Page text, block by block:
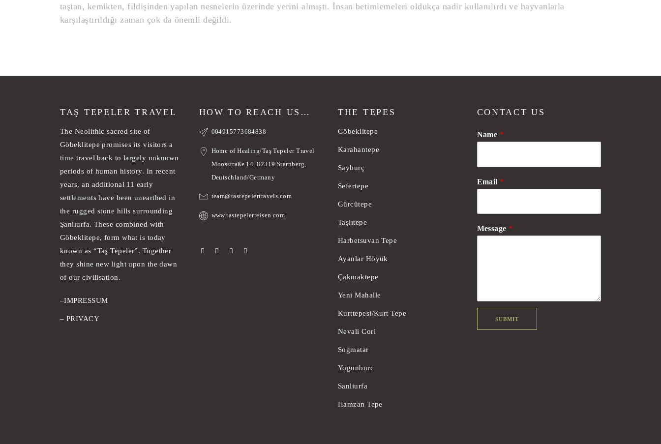
taştan, kemikten, fildişinden yapılan nesnelerin üzerinde yerini almıştı. İnsan betimlemeleri oldukça nadir kullanılırdı ve hayvanlarla
karşılaştırıldığı zaman çok da önemli değildi.
TAŞ TEPELER TRAVEL
The Neolithic sacred site of
Göbeklitepe promises its visitors a
time travel back to largely unknown
periods of human history. In recent
years, an additional 11 early
settlements have been unearthed in
the rugged stone hills surrounding
Şanlıurfa. These combined with
Göbeklitepe, form what is today
known as “Taş Tepeler”. Together
they shine new light upon the dawn
of our civilisation.
–IMPRESSUM
– PRIVACY
HOW TO REACH US…
004915773684838
Home of Healing/Taş Tepeler Travel
Moosstraße 14, 82319 Starnberg,
Deutschland/Germany
team@tastepelertravels.com
www.tastepelerreisen.com
THE TEPES
Göbeklitepe
Karahantepe
Sayburç
Sefertepe
Gürcütepe
Taşlıtepe
Harbetsuvan Tepe
Ayanlar Höyük
Çakmaktepe
Yeni Mahalle
Kurttepesi/Kurt Tepe
Nevali Cori
Sogmatar
Yogunburc
Sanliurfa
Hamzan Tepe
CONTACT US
Name *
Email *
Message *